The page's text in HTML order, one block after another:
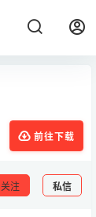
前往下载
关注 私信